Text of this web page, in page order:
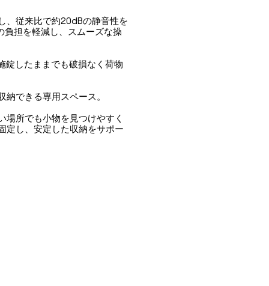
、従来比で約20dBの静音性を
担を軽減し、スムーズな操
錠したままでも破損なく荷物
できる専用スペース。
場所でも小物を見つけやすく
定し、安定した収納をサポー